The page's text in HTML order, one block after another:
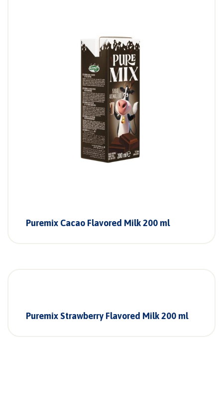
Puremix Cacao Flavored Milk 200 ml
Puremix Strawberry Flavored Milk 200 ml